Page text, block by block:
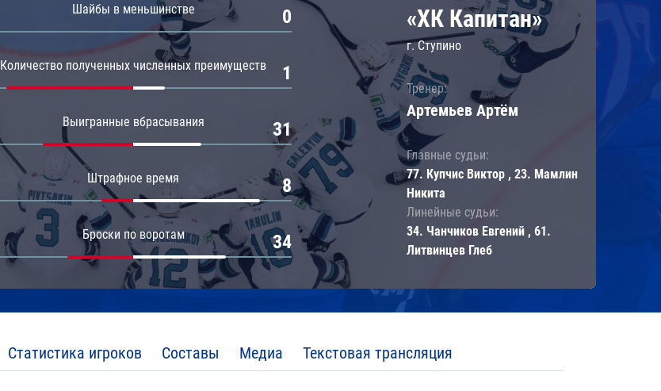
Шайбы в меньшинстве 0
Количество полученных численных преимуществ 1
Выигранные вбрасывания 31
Штрафное время 8
Броски по воротам 34
«ХК Капитан»
г. Ступино
Тренер:
Артемьев Артём
Главные судьи:
77. Купчис Виктор , 23. Мамлин
Никита
Линейные судьи:
34. Чанчиков Евгений , 61.
Литвинцев Глеб
Статистика игроков Составы Медиа Текстовая трансляция